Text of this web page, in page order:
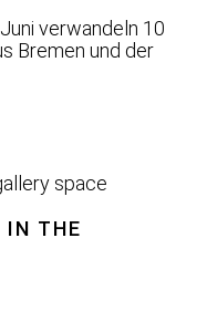
verwandeln 10
Bremen und der
IN THE